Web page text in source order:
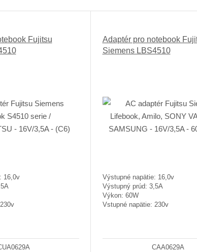
e
n
d
u
k
Fujitsu
16,0v
Adaptér pro notebook
Siemens LBS4510
Výstupné napätie: 16,0v
Výstupný prúd: 3,5A
Výkon: 60W
Vstupné napätie: 230v
CAA0629A